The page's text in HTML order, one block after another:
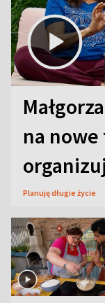
na
Planuję długie życie